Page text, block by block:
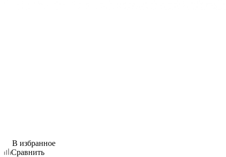
В избранное
Сравнить